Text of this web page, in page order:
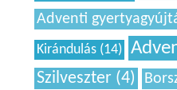
Adventi
Kirándulás (14)
Szilveszter (4)